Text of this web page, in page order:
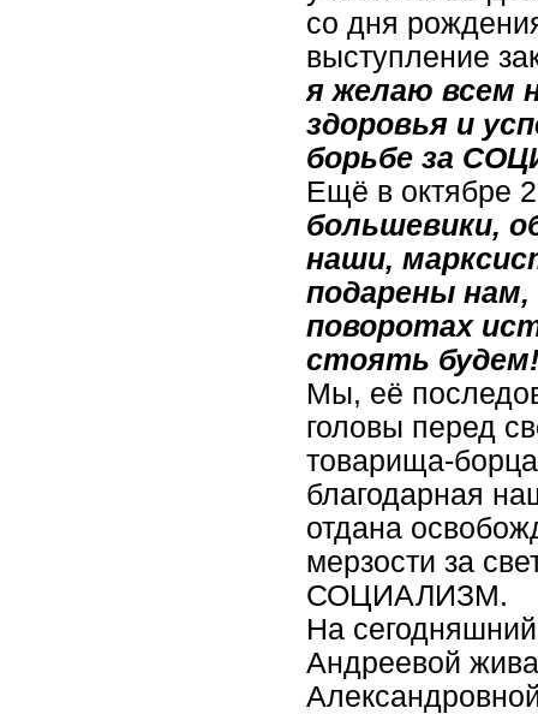
со дня
выступление
я желаю всем
здоровья и
борьбе за
Ещё в октябре
большевики,
наши,
подарены
поворотах
стоять
Мы, её
головы перед
товарища-
благодарная
отдана
мерзости за
СОЦИАЛИЗМ.
На
Андреевой